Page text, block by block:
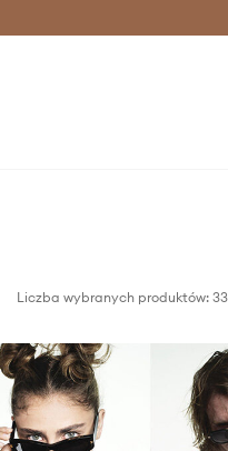
Liczba wybranych produktów: 33